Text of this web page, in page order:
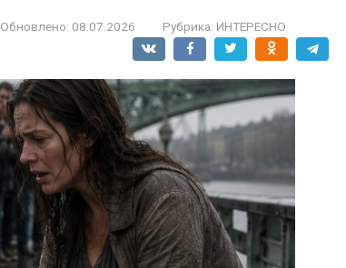
Обновлено: 08.07.2026 Рубрика: ИНТЕРЕСНО